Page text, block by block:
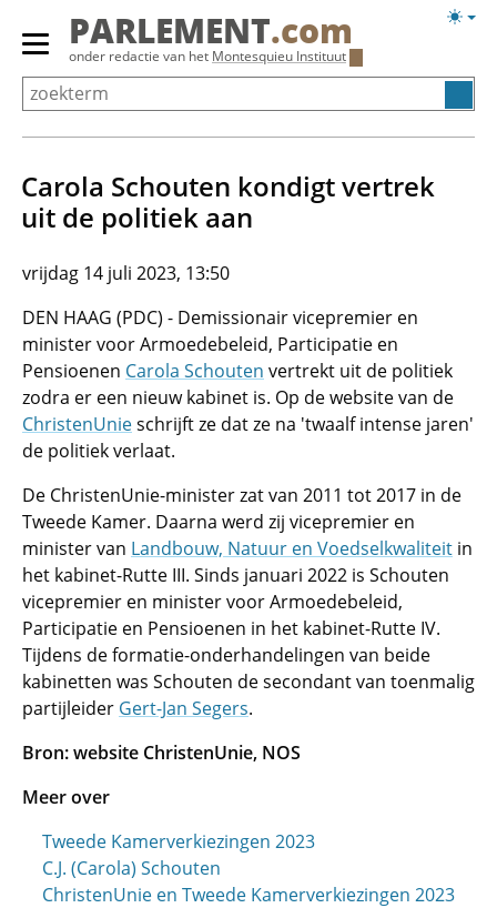
Overslaan
Primair
menu
tonen/verbergen
PARLEMENT.com
onder redactie van het Montesquieu Instituut
Carola Schouten kondigt vertrek
uit de politiek aan
vrijdag 14 juli 2023, 13:50
DEN HAAG (PDC) - Demissionair vicepremier en
minister voor Armoedebeleid, Participatie en
Pensioenen Carola Schouten vertrekt uit de politiek
zodra er een nieuw kabinet is. Op de website van de
ChristenUnieschrijft ze dat ze na 'twaalf intense jaren'
de politiek verlaat.
De ChristenUnie-minister zat van 2011 tot 2017 in de
Tweede Kamer. Daarna werd zij vicepremier en
minister van Landbouw, Natuur en Voedselkwaliteit in
het kabinet-Rutte III. Sinds januari 2022 is Schouten
vicepremier en minister voor Armoedebeleid,
Participatie en Pensioenen in het kabinet-Rutte IV.
Tijdens de formatie-onderhandelingen van beide
kabinetten was Schouten de secondant van toenmalig
partijleider Gert-Jan Segers.
Bron: website ChristenUnie, NOS
Meer over
Tweede Kamerverkiezingen 2023
C.J. (Carola) Schouten
ChristenUnie en Tweede Kamerverkiezingen 2023